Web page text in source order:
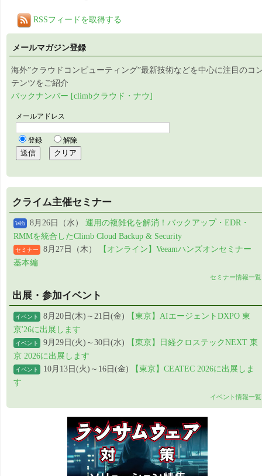
RSSフィードを取得する
メールマガジン登録
海外”クラウドコンピューティング”最新技術などを中心に注目のコ
テンツをご紹介
バックナンバー [climbクラウド・ナウ]
クライム主催セミナー
Web 8月26日（水） 運用の複雑化を解消！バックアップ・EDR・
RMMを統合したClimb Cloud Backup & Security
セミナー 8月27日（木）
【オンライン】Veeamハンズオンセミナー
基本編
セミナー情報一覧
出展・参加イベント
イベント 8月20日(木)～21日(金)
【東京】AIエージェントDXPO 東
京'26に出展します
イベント 9月29日(火)～30日(水)
【東京】日経クロステックNEXT 東
京 2026に出展します
イベント 10月13日(火)～16日(金)
【東京】CEATEC 2026に出展しま
す
イベント情報一覧